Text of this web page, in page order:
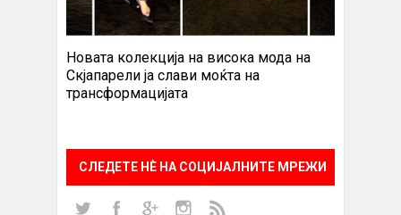
Новата колекција на висока мода на
Скјапарели ја слави моќта на
трансформацијата
СЛЕДЕТЕ НÈ НА СОЦИЈАЛНИТЕ МРЕЖИ